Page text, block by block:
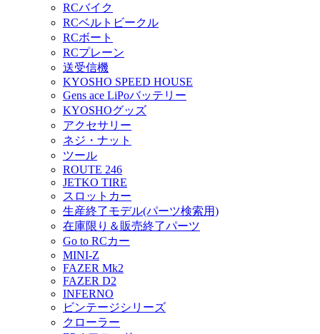
RCバイク
RCベルトビークル
RCボート
RCプレーン
送受信機
KYOSHO SPEED HOUSE
Gens ace LiPoバッテリー
KYOSHOグッズ
アクセサリー
ネジ・ナット
ツール
ROUTE 246
JETKO TIRE
スロットカー
生産終了モデル(パーツ検索用)
在庫限り＆販売終了パーツ
Go to RCカー
MINI-Z
FAZER Mk2
FAZER D2
INFERNO
ビンテージシリーズ
クローラー